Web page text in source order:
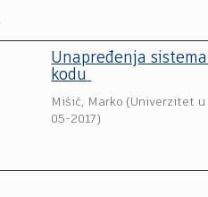
Unapređenja
kodu
Mišić, Marko (Univerzitet
05-2017)